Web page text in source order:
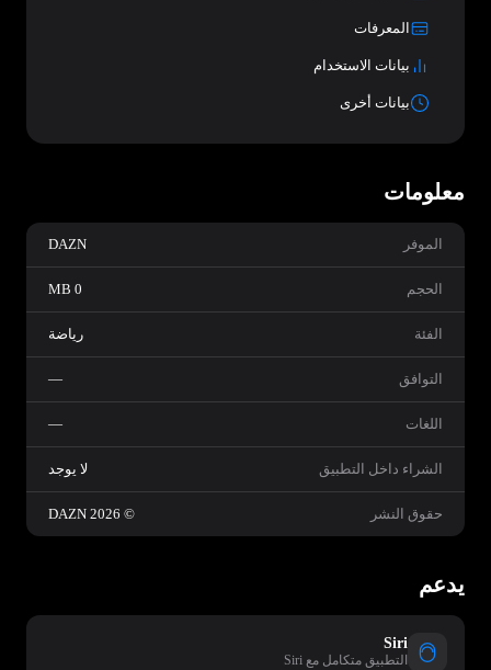
المعرفات
بيانات الاستخدام
بيانات أخرى
معلومات
الموفر DAZN
الحجم 0 MB
الفئة رياضة
التوافق —
اللغات —
الشراء داخل التطبيق لا يوجد
حقوق النشر © 2026 DAZN
يدعم
Siri
التطبيق متكامل مع Siri